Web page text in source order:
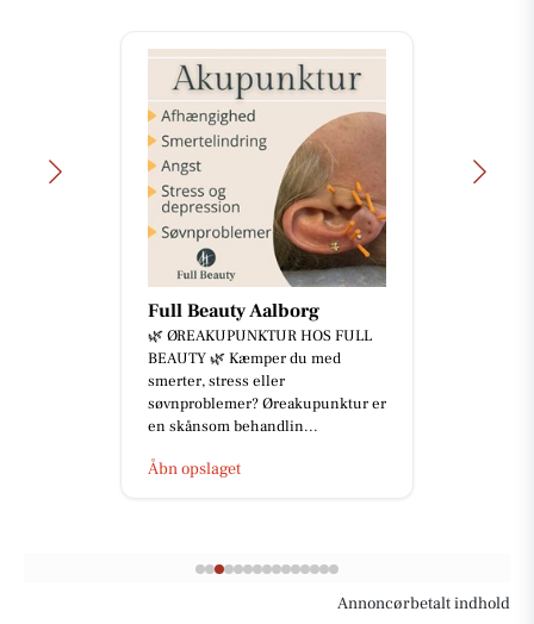
Full Beauty Aalborg
🌿 ØREAKUPUNKTUR HOS FULL
BEAUTY 🌿 Kæmper du med
smerter, stress eller
søvnproblemer? Øreakupunktur er
en skånsom behandlin...
Åbn opslaget
Annoncørbetalt indhold